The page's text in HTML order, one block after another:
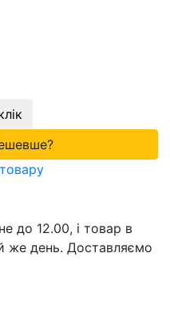
до 12.00, і товар в
же день. Доставляємо